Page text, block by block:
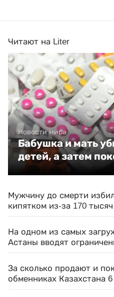
Читают на Liter
Новости мира
Бабушка и мать
детей, а затем
Мужчину до смерти
кипятком из-за 170 тысяч
На одном из самых
Астаны вводят
За сколько продают и
обменниках Казахстана 6